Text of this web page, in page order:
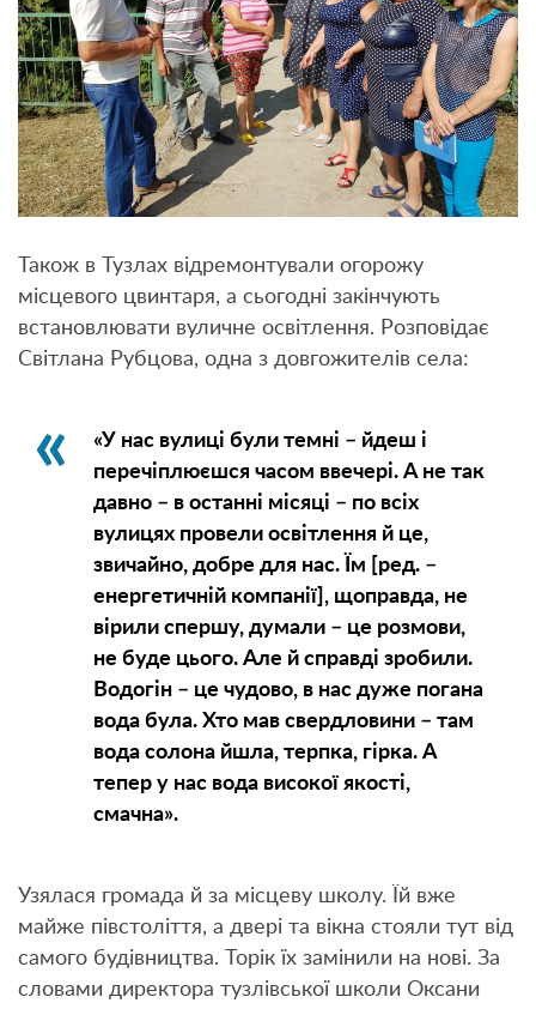
Також в Тузлах відремонтували огорожу
місцевого цвинтаря, а сьогодні закінчують
встановлювати вуличне освітлення. Розповідає
Світлана Рубцова, одна з довгожителів села:
«У нас вулиці були темні – йдеш і
перечіплюєшся часом ввечері. А не так
давно – в останні місяці – по всіх
вулицях провели освітлення й це,
звичайно, добре для нас. Їм [ред. –
енергетичній компанії], щоправда, не
вірили спершу, думали – це розмови,
не буде цього. Але й справді зробили.
Водогін – це чудово, в нас дуже погана
вода була. Хто мав свердловини – там
вода солона йшла, терпка, гірка. А
тепер у нас вода високої якості,
смачна».
Узялася громада й за місцеву школу. Їй вже
майже півстоліття, а двері та вікна стояли тут від
самого будівництва. Торік їх замінили на нові. За
словами директора тузлівської школи Оксани